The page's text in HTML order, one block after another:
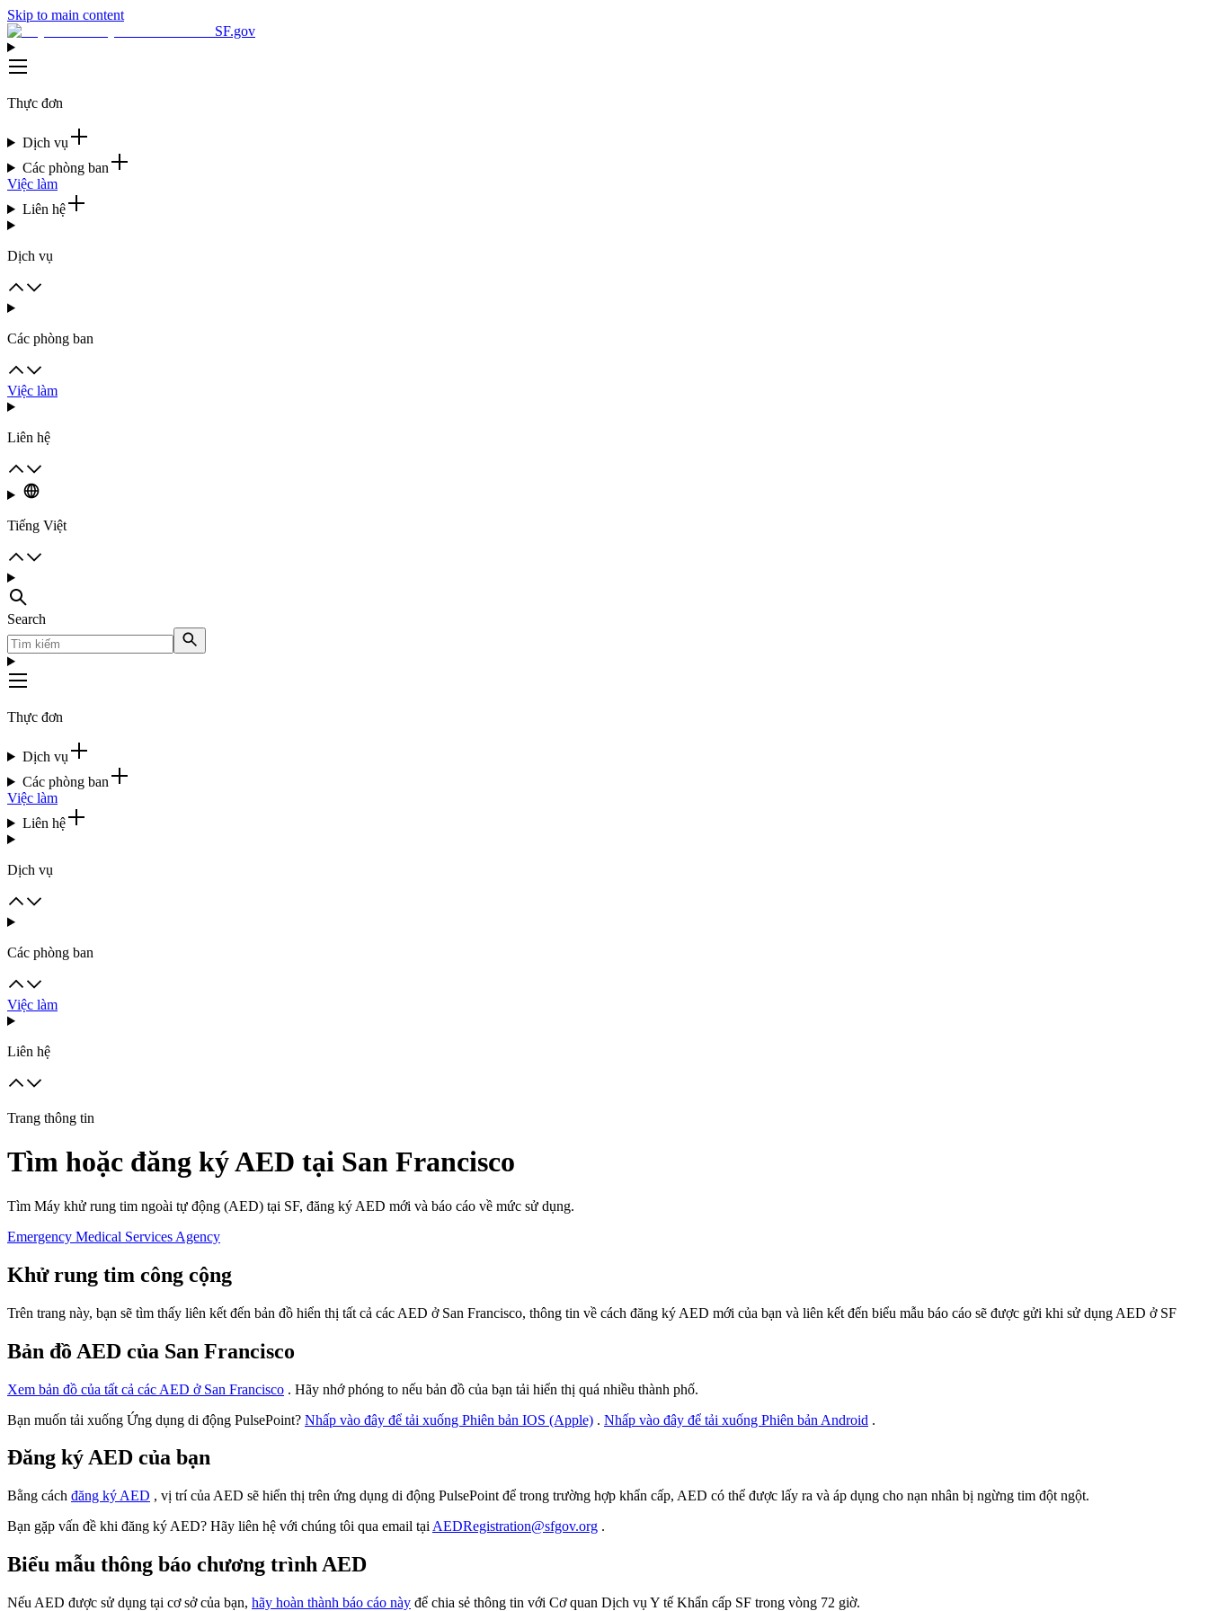
Skip to main content
SF.gov
Thực đơn
Dịch vụ
Các phòng ban
Việc làm
Liên hệ
Dịch vụ
Các phòng ban
Việc làm
Liên hệ
Tiếng Việt
Search
Thực đơn
Dịch vụ
Các phòng ban
Việc làm
Liên hệ
Dịch vụ
Các phòng ban
Việc làm
Liên hệ
Trang thông tin
Tìm hoặc đăng ký AED tại San Francisco
Tìm Máy khử rung tim ngoài tự động (AED) tại SF, đăng ký AED mới và báo cáo về mức sử dụng.
Emergency Medical Services Agency
Khử rung tim công cộng
Trên trang này, bạn sẽ tìm thấy liên kết đến bản đồ hiển thị tất cả các AED ở San Francisco, thông tin về cách đăng ký AED mới của bạn và liên kết đến biểu mẫu báo cáo sẽ được gửi khi sử dụng AED ở SF
Bản đồ AED của San Francisco
Xem bản đồ của tất cả các AED ở San Francisco . Hãy nhớ phóng to nếu bản đồ của bạn tải hiển thị quá nhiều thành phố.
Bạn muốn tải xuống Ứng dụng di động PulsePoint? Nhấp vào đây để tải xuống Phiên bản IOS (Apple) . Nhấp vào đây để tải xuống Phiên bản Android .
Đăng ký AED của bạn
Bằng cách đăng ký AED , vị trí của AED sẽ hiển thị trên ứng dụng di động PulsePoint để trong trường hợp khẩn cấp, AED có thể được lấy ra và áp dụng cho nạn nhân bị ngừng tim đột ngột.
Bạn gặp vấn đề khi đăng ký AED? Hãy liên hệ với chúng tôi qua email tại AEDRegistration@sfgov.org .
Biểu mẫu thông báo chương trình AED
Nếu AED được sử dụng tại cơ sở của bạn, hãy hoàn thành báo cáo này để chia sẻ thông tin với Cơ quan Dịch vụ Y tế Khẩn cấp SF trong vòng 72 giờ.